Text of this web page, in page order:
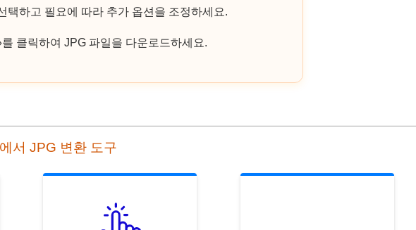
택하고 필요에 따라 추가 옵션을 조정하세요.
클릭하여 JPG 파일을 다운로드하세요.
서 JPG 변환 도구